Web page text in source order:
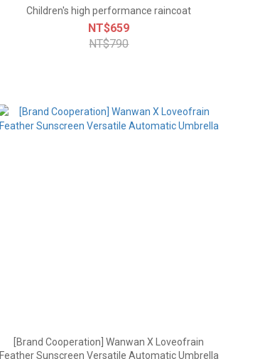
Children's high performance raincoat
NT$659
NT$790
[Brand Cooperation] Wanwan X Loveofrain
Feather Sunscreen Versatile Automatic Umbrella